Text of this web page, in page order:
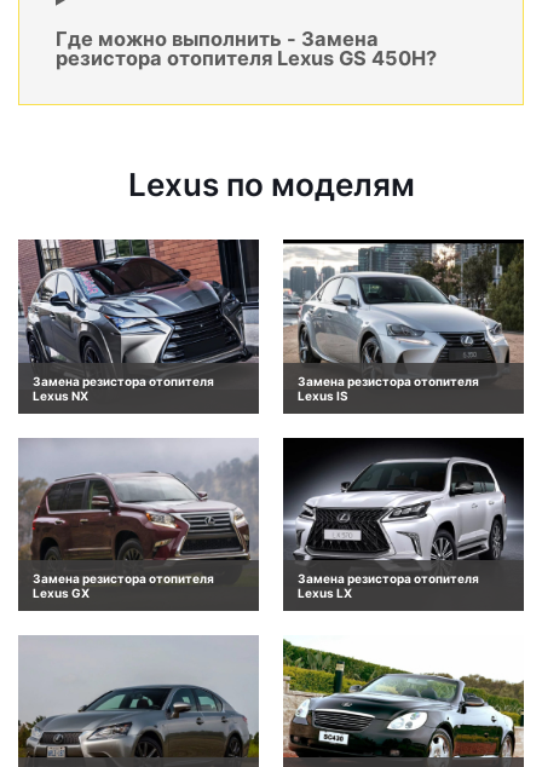
Где можно выполнить - Замена
резистора отопителя Lexus GS 450H?
Lexus по моделям
Замена резистора отопителя
Lexus NX
Замена резистора отопителя
Lexus IS
Замена резистора отопителя
Lexus GX
Замена резистора отопителя
Lexus LX